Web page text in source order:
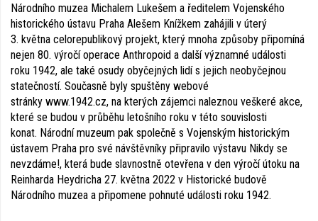
Národního muzea Michalem Lukešem a ředitelem Vojenského
historického ústavu Praha Alešem Knížkem zahájili v úterý
3. května celorepublikový projekt, který mnoha způsoby připomíná
nejen 80. výročí operace Anthropoid a další významné události
roku 1942, ale také osudy obyčejných lidí s jejich neobyčejnou
statečností. Současně byly spuštěny webové
stránky www.1942.cz, na kterých zájemci naleznou veškeré akce,
které se budou v průběhu letošního roku v této souvislosti
konat. Národní muzeum pak společně s Vojenským historickým
ústavem Praha pro své návštěvníky připravilo výstavu Nikdy se
nevzdáme!, která bude slavnostně otevřena v den výročí útoku na
Reinharda Heydricha 27. května 2022 v Historické budově
Národního muzea a připomene pohnuté události roku 1942.